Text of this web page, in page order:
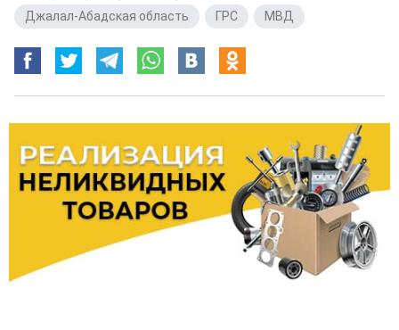
Джалал-Абадская область
ГРС МВД